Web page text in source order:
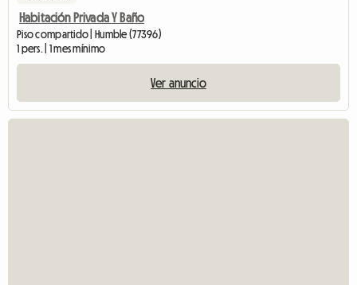
Habitación Privada Y Baño
Piso compartido | Humble (77396)
1 pers. | 1 mes mínimo
Ver anuncio